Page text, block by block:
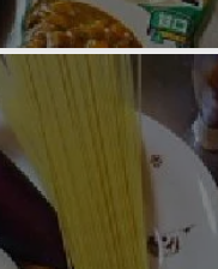
緑さんの料理実習カレー